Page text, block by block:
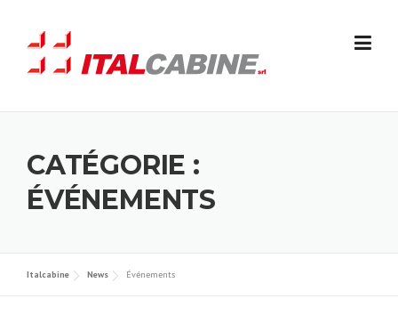
content
CATÉGORIE :
ÉVÉNEMENTS
Italcabine News Événements